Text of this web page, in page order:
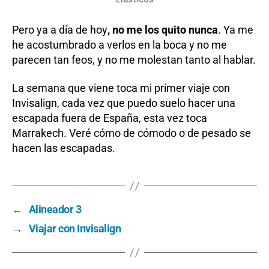
Pero ya a día de hoy, no me los quito nunca. Ya me
he acostumbrado a verlos en la boca y no me
parecen tan feos, y no me molestan tanto al hablar.
La semana que viene toca mi primer viaje con
Invisalign, cada vez que puedo suelo hacer una
escapada fuera de España, esta vez toca
Marrakech. Veré cómo de cómodo o de pesado se
hacen las escapadas.
←
Alineador 3
→
Viajar con Invisalign